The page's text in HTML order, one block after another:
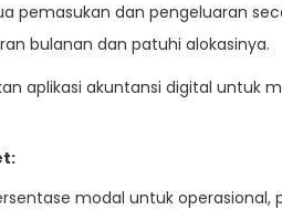
pemasukan dan pengeluaran
bulanan dan patuhi alokasinya.
aplikasi akuntansi digital untuk
modal untuk operasional,